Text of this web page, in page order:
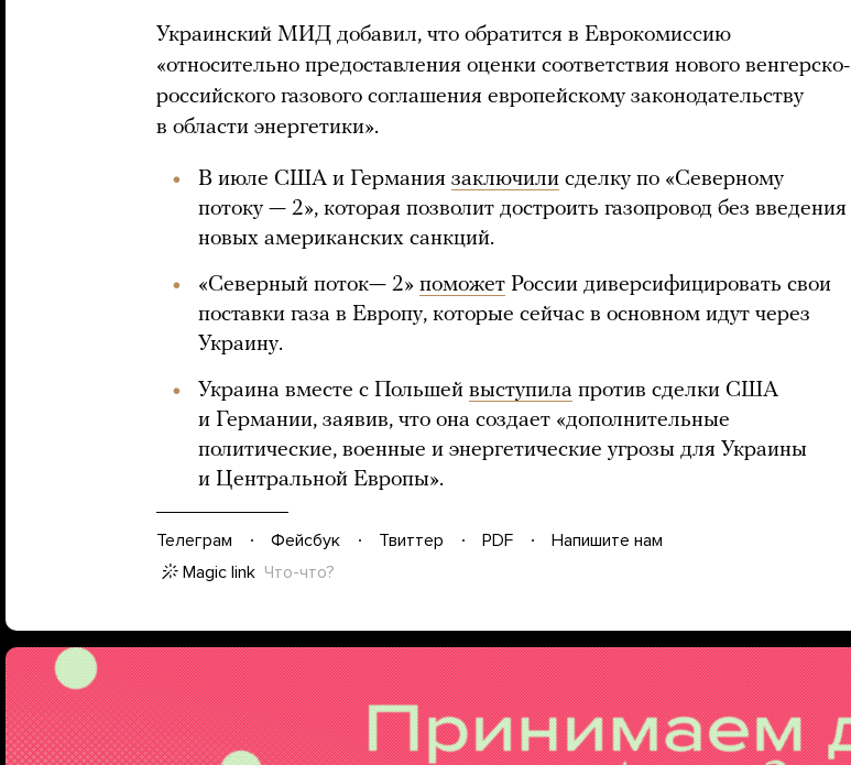
Украинский МИД добавил, что обратится в Еврокомиссию
«относительно предоставления оценки соответствия нового венгерско-
российского газового соглашения европейскому законодательству
в области энергетики».
В июле США и Германия заключили сделку по «Северному
потоку — 2», которая позволит достроить газопровод без введения
новых американских санкций.
«Северный поток— 2» поможет России диверсифицировать свои
поставки газа в Европу, которые сейчас в основном идут через
Украину.
Украина вместе с Польшей выступила против сделки США
и Германии, заявив, что она создает «дополнительные
политические, военные и энергетические угрозы для Украины
и Центральной Европы».
Телеграм Фейсбук Твиттер PDF
Напишите нам
Magic link Что-что?